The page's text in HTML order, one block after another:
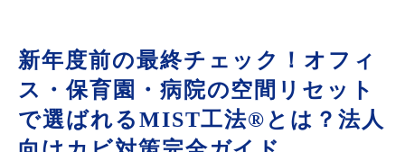
新年度前の最終チェック！オフィ
ス・保育園・病院の空間リセット
で選ばれるMIST工法®とは？法人